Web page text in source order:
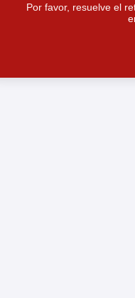
Por favor, resuelve el